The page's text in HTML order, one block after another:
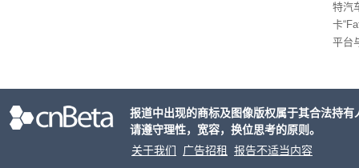
特汽
卡
平台
报道中出现的商标及图像版权属于其合法持
请遵守理性，宽容，换位思考的原则。
关于我们
广告招租
报告不适当内容